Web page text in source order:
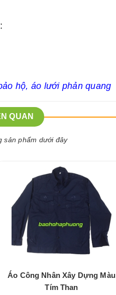
hộ, áo lưới phản quang
QUAN
sản phẩm dưới đây
Áo Công Nhân Xây Dựng Màu
Tím Than